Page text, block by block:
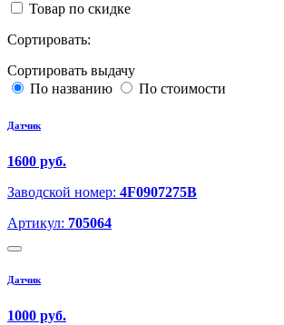
Товар по скидке
Сортировать:
Сортировать выдачу
По названию
По стоимости
Датчик
1600 руб.
Заводской номер: 4F0907275B
Артикул: 705064
Датчик
1000 руб.